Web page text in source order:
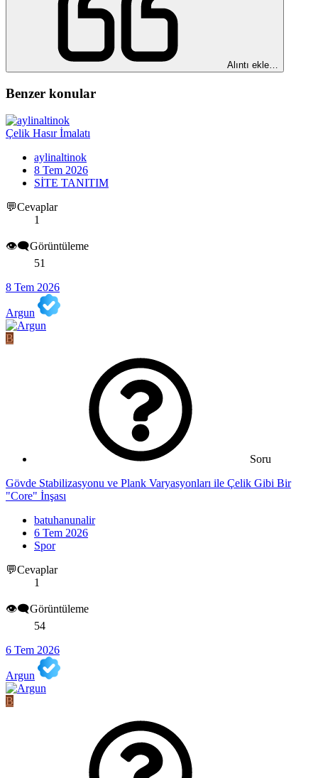
Alıntı ekle…
Benzer konular
Çelik Hasır İmalatı
aylinaltinok
8 Tem 2026
SİTE TANITIM
💬Cevaplar
1
👁️‍🗨️Görüntüleme
51
8 Tem 2026
Argun
B
Soru
Gövde Stabilizasyonu ve Plank Varyasyonları ile Çelik Gibi Bir
"Core" İnşası
batuhanunalir
6 Tem 2026
Spor
💬Cevaplar
1
👁️‍🗨️Görüntüleme
54
6 Tem 2026
Argun
B